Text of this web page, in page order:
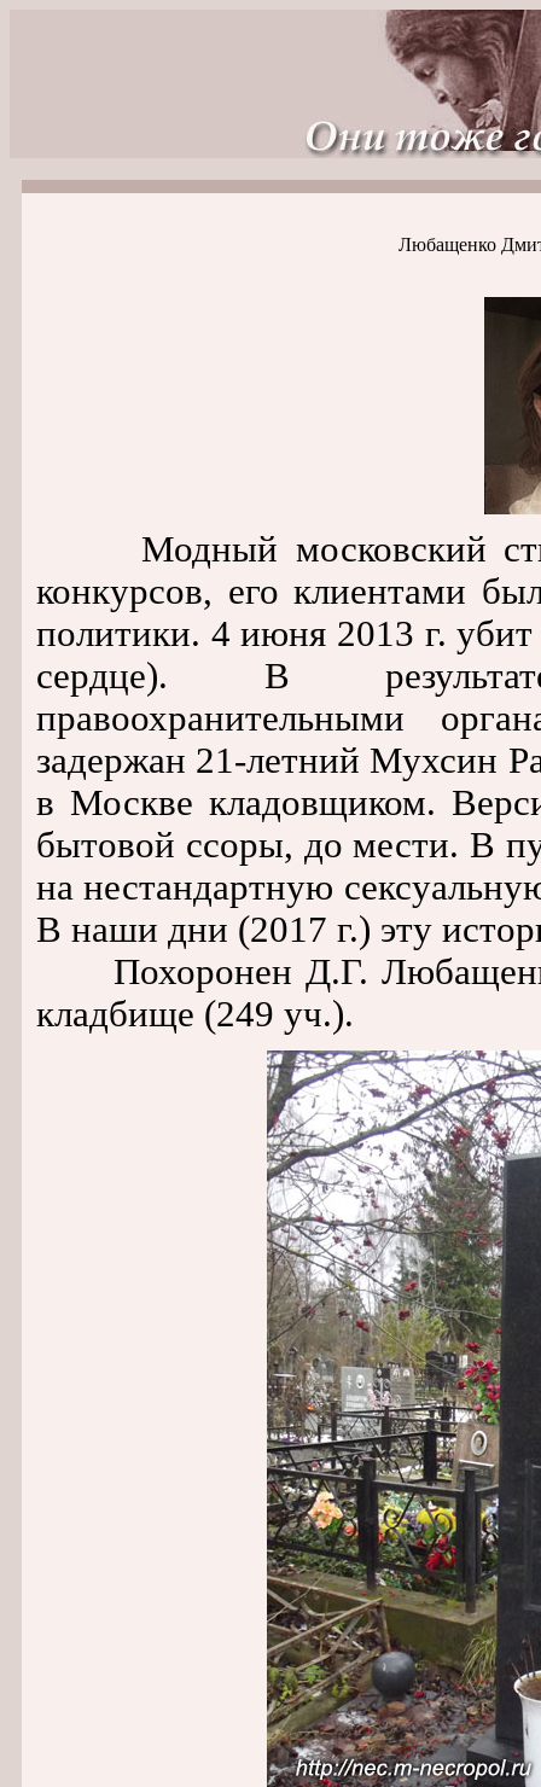
Любащенко
Модный московский
конкурсов, его клиентами
политики. 4 июня 2013 г.
сердце). В
правоохранительными
задержан 21-летний Мухсин
в Москве кладовщиком.
бытовой ссоры, до мести. В
на нестандартную
В наши дни (2017 г.) эту
Похоронен Д.Г.
кладбище (249 уч.).